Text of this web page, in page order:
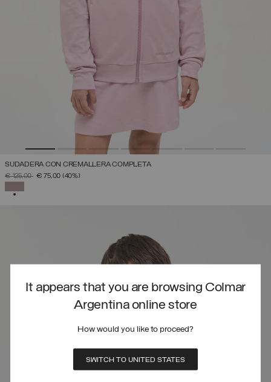
It appears that you are browsing Colmar
Argentina online store
How would you like to proceed?
SWITCH TO UNITED STATES
SUDADERA CON CREMALLERA COMPLETA
PRECIO REBAJADO DE
€ 125,00A€ 75,00 (40%)